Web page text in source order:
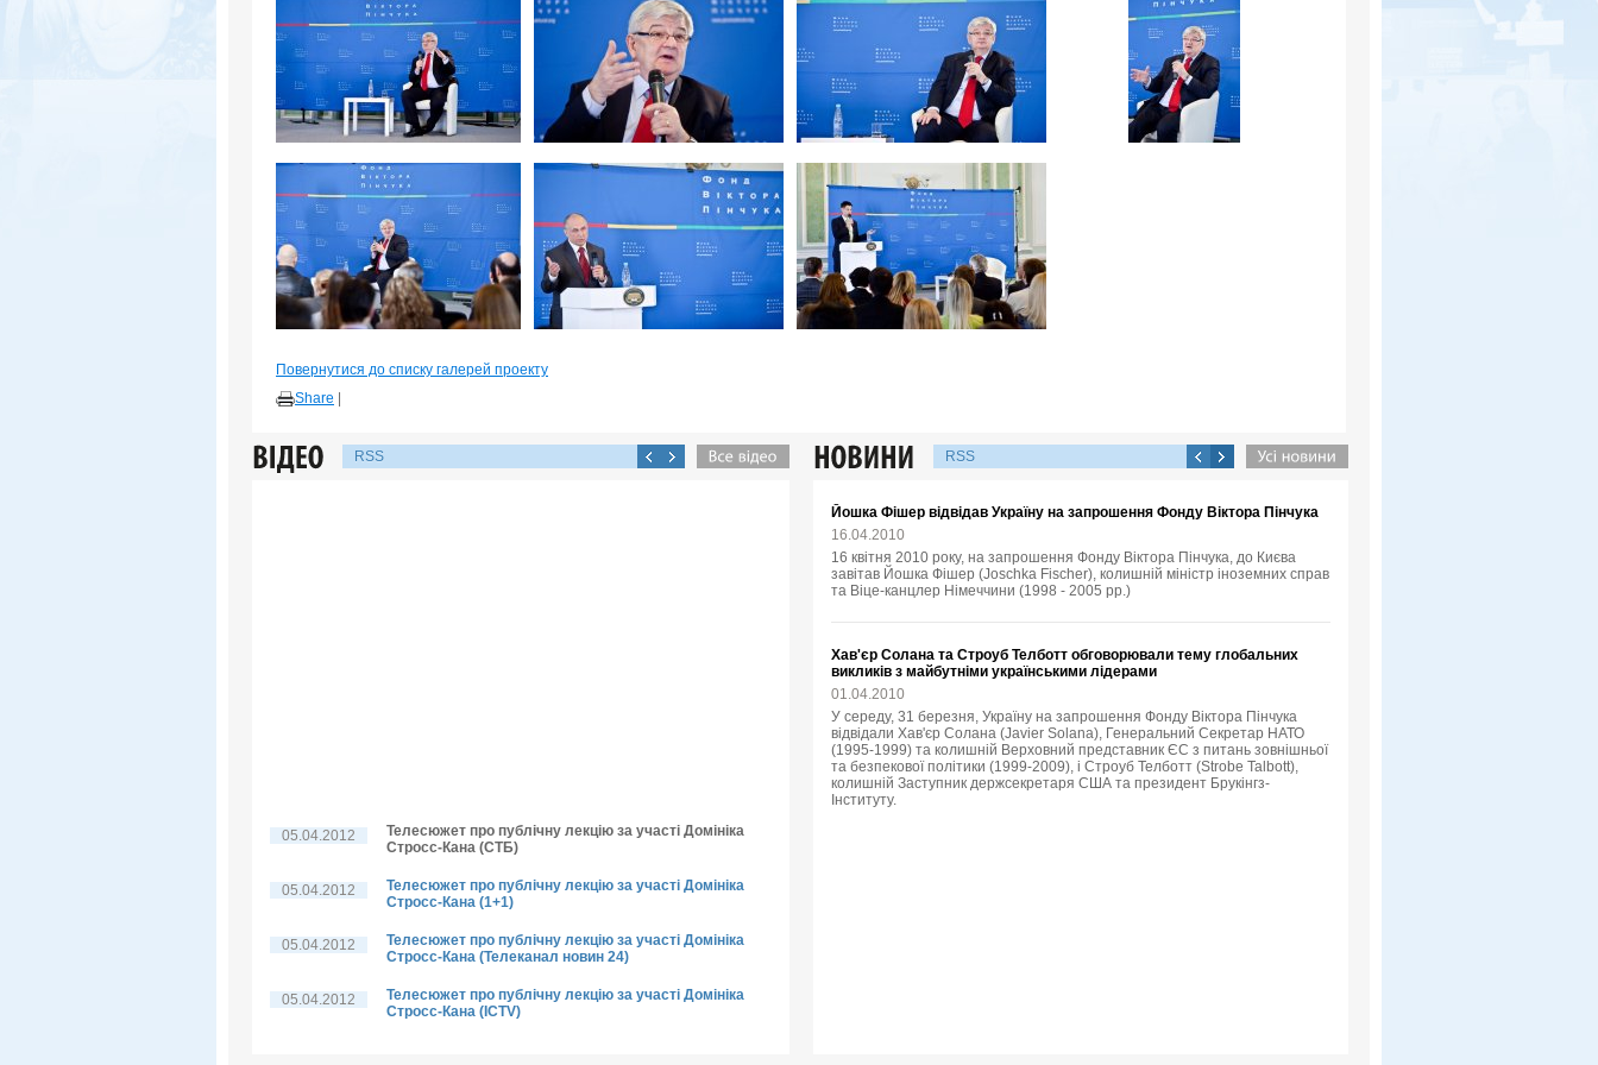
Повернутися до списку галерей проекту
Share
RSS
05.04.2012
Телесюжет про публічну лекцію за участі Домініка
Стросс-Кана (СТБ)
05.04.2012
Телесюжет про публічну лекцію за участі Домініка
Стросс-Кана (1+1)
05.04.2012
Телесюжет про публічну лекцію за участі Домініка
Стросс-Кана (Телеканал новин 24)
05.04.2012
Телесюжет про публічну лекцію за участі Домініка
Стросс-Кана (ICTV)
RSS
Йошка Фішер відвідав Україну на запрошення Фонду Віктора Пінчука
16.04.2010
16 квітня 2010 року, на запрошення Фонду Віктора Пінчука, до Києва
завітав Йошка Фішер (Joschka Fischer), колишній міністр іноземних справ
та Віце-канцлер Німеччини (1998 - 2005 рр.)
Хав'єр Солана та Строуб Телботт обговорювали тему глобальних
викликів з майбутніми українськими лідерами
01.04.2010
У середу, 31 березня, Україну на запрошення Фонду Віктора Пінчука
відвідали Хав'єр Солана (Javier Solana), Генеральний Секретар НАТО
(1995-1999) та колишній Верховний представник ЄС з питань зовнішньої
та безпекової політики (1999-2009), і Строуб Телботт (Strobe Talbott),
колишній Заступник держсекретаря США та президент Брукінгз-
Інституту.